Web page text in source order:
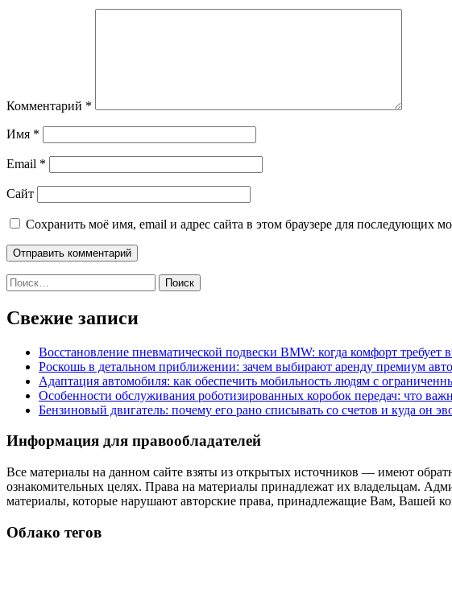
Комментарий *
Имя *
Email *
Сайт
Сохранить моё имя, email и адрес сайта в этом браузере для последующих
Найти:
Свежие записи
Восстановление пневматической подвески BMW: когда комфорт требует
Роскошь в детальном приближении: зачем выбирают аренду премиум
Адаптация автомобиля: как обеспечить мобильность людям с
Особенности обслуживания роботизированных коробок передач: что
Бензиновый двигатель: почему его рано списывать со счетов и куда он
Информация для правообладателей
Все материалы на данном сайте взяты из открытых источников — имеют
ознакомительных целях. Права на материалы принадлежат их владельцам.
материалы, которые нарушают авторские права, принадлежащие Вам, Вашей
Облако тегов